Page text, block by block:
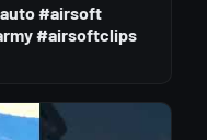
#airsoft
#airsoftclips